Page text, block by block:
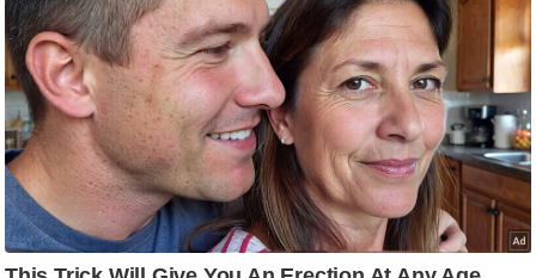
ट
न
स्थ
ल
फि
ट
ने
स
मं